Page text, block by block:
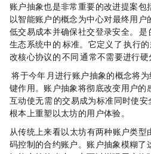
账户抽象也是非常重要的改进提案，包括 ERC-
以智能账户的概念为中心，对最终用户
低交易成本并确保社交登录安全。ERC 是
生态系统中的 token 标准。它定义了 token
改核心协议的 EIP 不同，ERC 通常不需要进行
ERC-4337 将于今年 3 月进行，账户抽象的
键作用。账户抽象将彻底改变用户的
互动，使无需 gas 的交易成为标准，同时
根本上重塑以太坊的用户体验。
从传统上来看，以太坊有两种账户类型：由
码控制的合约账户。账户抽象模糊了